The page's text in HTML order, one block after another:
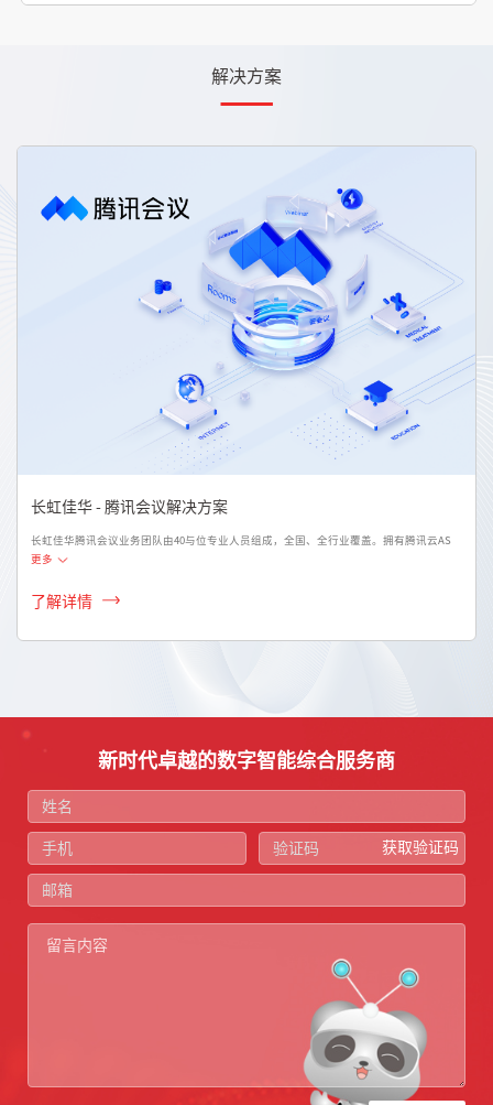
解决方案
长虹佳华 - 腾讯会议解决方案
长虹佳华腾讯会议业务团队由40与位专业人员组成，全国、全行业覆盖。拥有腾讯云AS
更多
了解详情
新时代卓越的数字智能综合服务商
获取验证码